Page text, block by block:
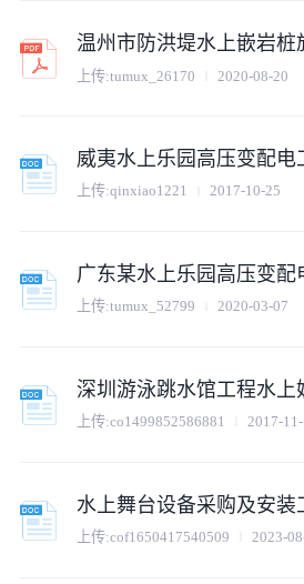
温州市防洪堤水上嵌岩桩
上传:tumux_26170 2020-08-20
上传:qinxiao1221 2017-10-25
上传:tumux_52799 2020-03-07
上传:co1499852586881 2017-
上传:cof1650417540509 2023-